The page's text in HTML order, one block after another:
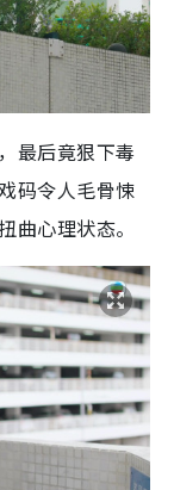
最后竟狠下毒
码令人毛骨悚
曲心理状态。